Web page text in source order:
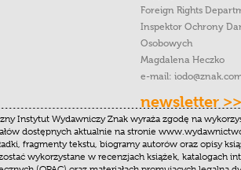
Foreign Rights
Inspektor Ochrony
Osobowych
Magdalena Heczko
e-mail:
newsletter >>
Instytut Wydawniczy Znak wyraża zgodę na
dostępnych aktualnie na stronie
fragmenty tekstu, biogramy autorów oraz opisy
wykorzystane w recenzjach książek, katalogach